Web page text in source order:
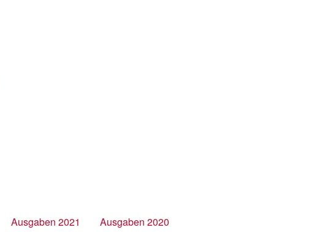
Ausgaben 2021 Ausgaben 2020